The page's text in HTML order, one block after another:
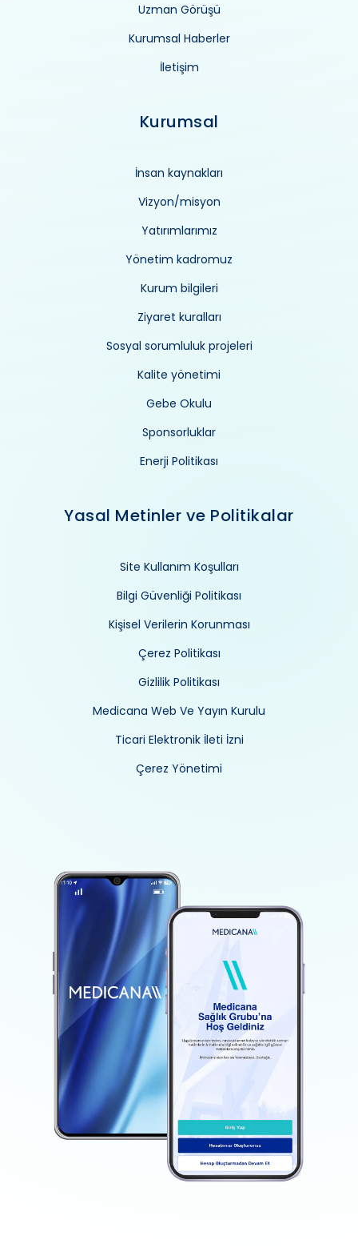
Uzman Görüşü
Kurumsal Haberler
İletişim
Kurumsal
İnsan kaynakları
Vizyon/misyon
Yatırımlarımız
Yönetim kadromuz
Kurum bilgileri
Ziyaret kuralları
Sosyal sorumluluk projeleri
Kalite yönetimi
Gebe Okulu
Sponsorluklar
Enerji Politikası
Yasal Metinler ve Politikalar
Site Kullanım Koşulları
Bilgi Güvenliği Politikası
Kişisel Verilerin Korunması
Çerez Politikası
Gizlilik Politikası
Medicana Web Ve Yayın Kurulu
Ticari Elektronik İleti İzni
Çerez Yönetimi